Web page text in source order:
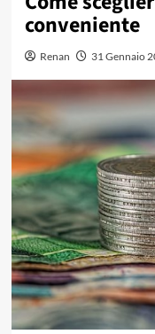
conveniente
Renan 31 Gennaio